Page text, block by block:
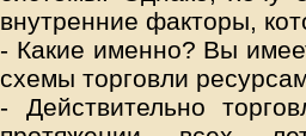
внутренние факторы,
- Какие именно? Вы
схемы торговли
- Действительно